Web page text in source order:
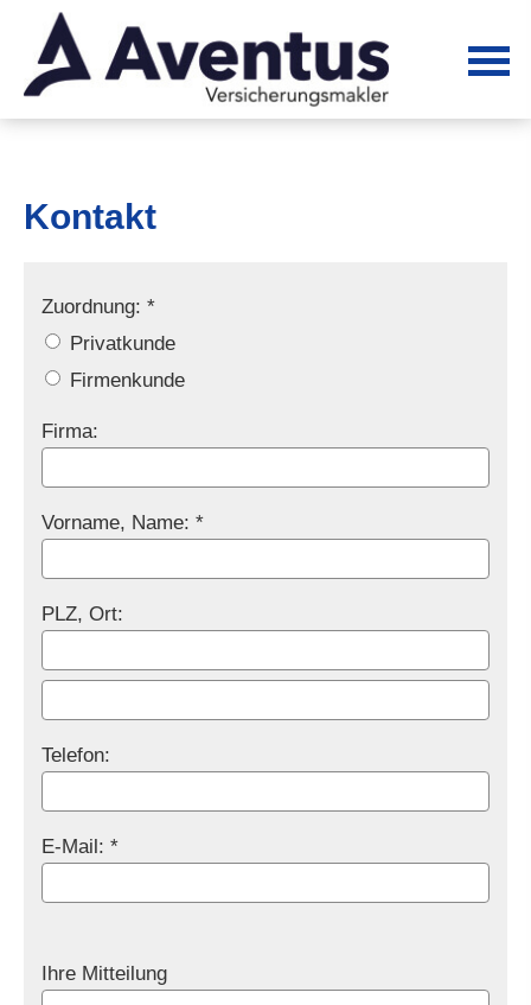
Kontakt
Zuordnung: *
Privatkunde
Firmenkunde
Firma:
Vorname, Name: *
PLZ, Ort:
Telefon:
E-Mail: *
Ihre Mitteilung